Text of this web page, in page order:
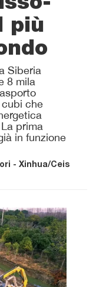
più
Siberia
8 mila
che
prima
in funzione
- Xinhua/Ceis